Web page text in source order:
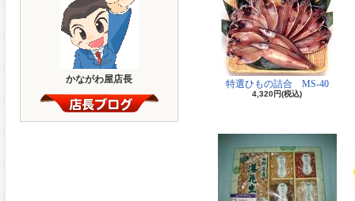
かながわ屋店長 特選ひもの詰合 MS-40
4,320円(税込)